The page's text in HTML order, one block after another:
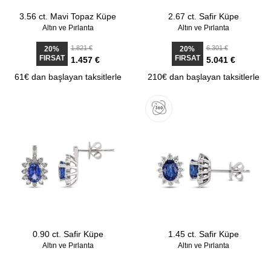
3.56 ct. Mavi Topaz Küpe
Altın ve Pırlanta
20%
FIRSAT
1.821 €
1.457 €
61€ dan başlayan taksitlerle
2.67 ct. Safir Küpe
Altın ve Pırlanta
20%
FIRSAT
6.301 €
5.041 €
210€ dan başlayan taksitlerle
0.90 ct. Safir Küpe
Altın ve Pırlanta
1.45 ct. Safir Küpe
Altın ve Pırlanta